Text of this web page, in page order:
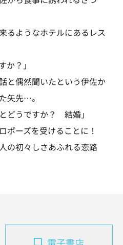
るようなホテルにあるレス
か？」
と偶然聞いたという伊佐か
矢先…。
どうですか？ 結婚」
ーズを受けることに！
の初々しさあふれる恋路